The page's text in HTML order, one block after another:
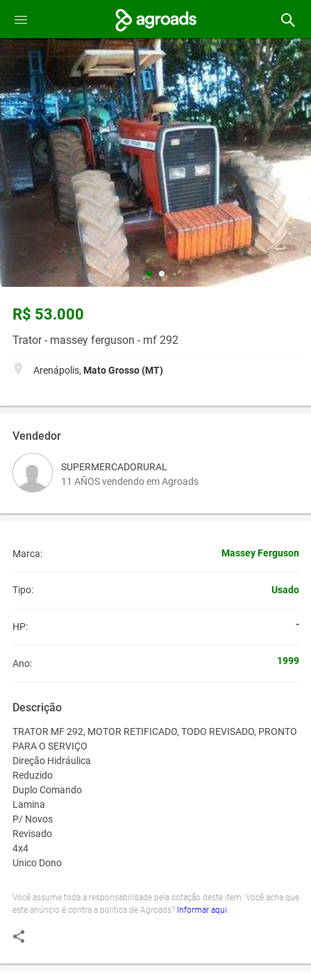
R$ 53.000
Trator - massey ferguson - mf 292
Arenápolis, Mato Grosso (MT)
Vendedor
SUPERMERCADORURAL
11 AÑOS vendendo em Agroads
Marca: Massey Ferguson
Tipo: Usado
HP: -
Ano: 1999
Descrição
TRATOR MF 292, MOTOR RETIFICADO, TODO REVISADO, PRONTO
PARA O SERVIÇO
Direção Hidráulica
Reduzido
Duplo Comando
Lamina
P/ Novos
Revisado
4x4
Unico Dono
Você assume toda a responsabilidade pela cotação deste item. Você acha que
este anúncio é contra a política de Agroads? Informar aqui